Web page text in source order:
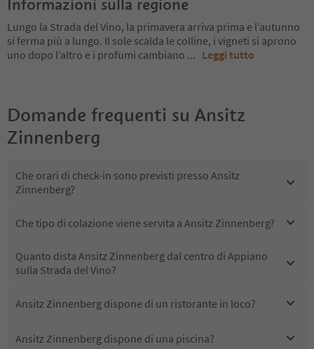
Informazioni sulla regione
Lungo la Strada del Vino, la primavera arriva prima e l’autunno
si ferma più a lungo. Il sole scalda le colline, i vigneti si aprono
uno dopo l’altro e i profumi cambiano ... Leggi tutto
Domande frequenti su Ansitz
Zinnenberg
Che orari di check-in sono previsti presso Ansitz
Zinnenberg?
Che tipo di colazione viene servita a Ansitz Zinnenberg?
Quanto dista Ansitz Zinnenberg dal centro di Appiano
sulla Strada del Vino?
Ansitz Zinnenberg dispone di un ristorante in loco?
Ansitz Zinnenberg dispone di una piscina?